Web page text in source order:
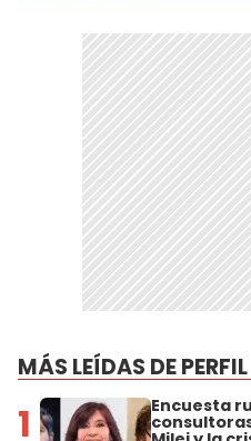
MÁS LEÍDAS DE PERFIL
1 Encuesta